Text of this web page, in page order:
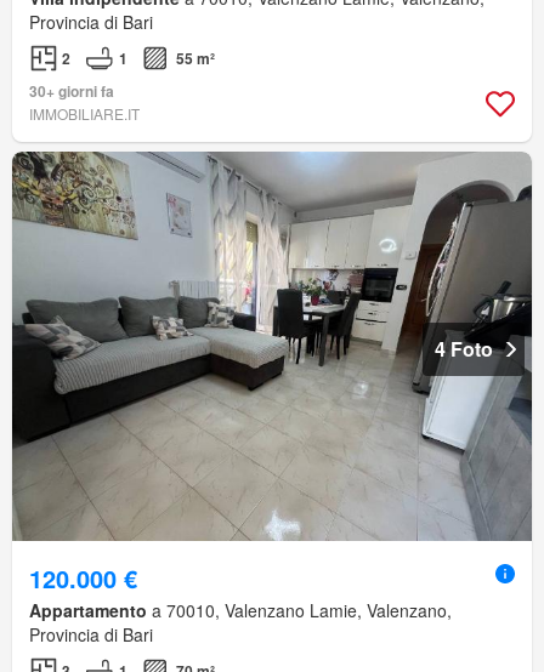
Provincia di Bari
2 1
55 m²
30+ giorni fa
IMMOBILIARE.IT
4 Foto
120.000 €
Appartamento a 70010, Valenzano Lamie, Valenzano,
Provincia di Bari